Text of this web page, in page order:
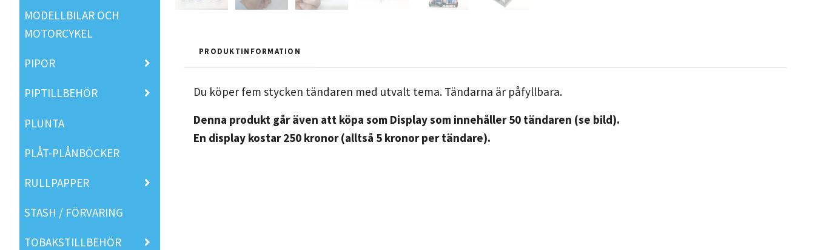
MODELLBILAR OCH
MOTORCYKEL
PIPOR
PIPTILLBEHÖR
PLUNTA
PLÅT-PLÅNBÖCKER
RULLPAPPER
STASH / FÖRVARING
TOBAKSTILLBEHÖR
PRODUKTINFORMATION
Du köper fem stycken tändaren med utvalt tema. Tändarna är påfyllbara.
Denna produkt går även att köpa som Display som innehåller 50 tändaren (se bild).
En display kostar 250 kronor (alltså 5 kronor per tändare).